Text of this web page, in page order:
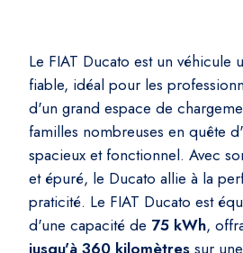
Le FIAT Ducato est un véhicule
fiable, idéal pour les
d'un grand espace de
familles nombreuses en quête
spacieux et fonctionnel. Avec
et épuré, le Ducato allie à la
praticité. Le FIAT Ducato est
d'une capacité de 75 kWh,
jusqu'à 360 kilomètres sur